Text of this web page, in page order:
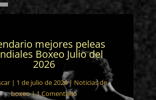
mejores peleas
Boxeo Julio del
2026
| 1 de julio de 2026| Noticias de
boxeo| 1 Comentario